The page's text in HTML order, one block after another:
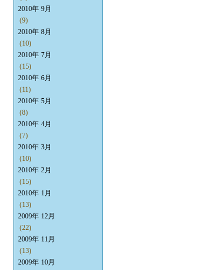
2010年 9月
(9)
2010年 8月
(10)
2010年 7月
(15)
2010年 6月
(11)
2010年 5月
(8)
2010年 4月
(7)
2010年 3月
(10)
2010年 2月
(15)
2010年 1月
(13)
2009年 12月
(22)
2009年 11月
(13)
2009年 10月